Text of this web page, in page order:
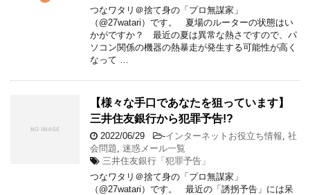
つなワタリ＠捨て身の「プロ無謀家」
（@27watari）です。 夏場のルーターの状態はい
かがですか？ 最近の夏は異常な熱さですので、パ
ソコン関係の機器の熱暴走が発生する可能性が高く
なって …
【様々な手口であなたを狙っています】
三井住友銀行から犯罪予告!?
2022/06/29 -インターネットお役立ち情報 社
会問題
迷惑メール一覧
三井住友銀行「犯罪予告」
つなワタリ＠捨て身の「プロ無謀家」
（@27watari）です。 最近の「誘拐予告」には呆